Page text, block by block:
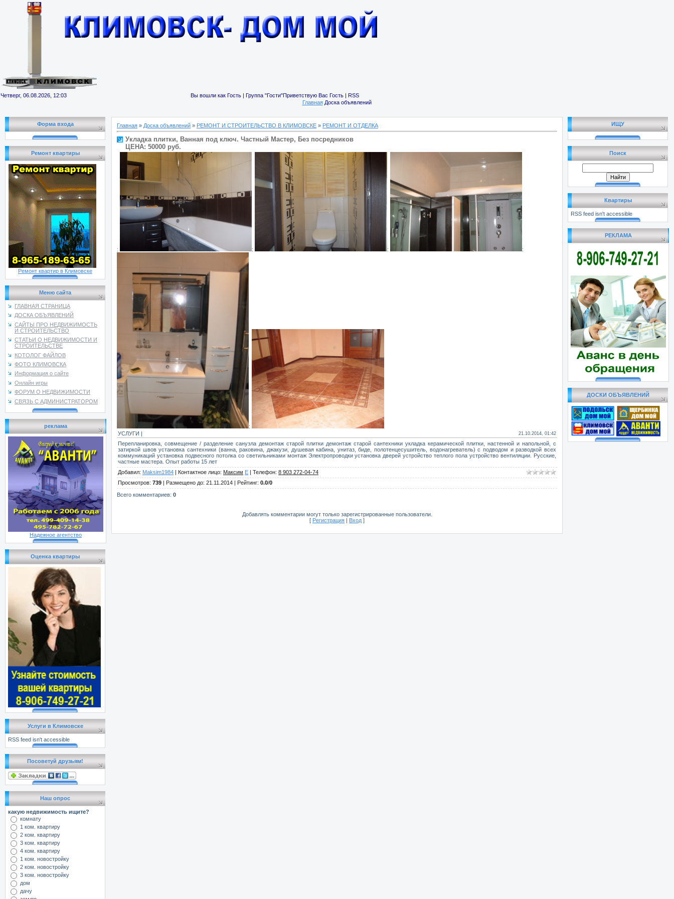
Четверг, 06.08.2026, 12:03
Вы вошли как Гость | Группа "Гости"Приветствую Вас Гость | RSS
ГлавнаяДоска объявлений
Форма входа
Ремонт квартиры
Ремонт квартир в Климовске
Меню сайта
ГЛАВНАЯ СТРАНИЦА
ДОСКА ОБЪЯВЛЕНИЙ
САЙТЫ ПРО НЕДВИЖИМОСТЬ
И СТРОИТЕЛЬСТВО
СТАТЬИ О НЕДВИЖИМОСТИ И
СТРОИТЕЛЬСТВЕ
КОТОЛОГ ФАЙЛОВ
ФОТО КЛИМОВСКА
Информация о сайте
Онлайн игры
ФОРУМ О НЕДВИЖИМОСТИ
СВЯЗЬ С АДМИНИСТРАТОРОМ
реклама
Надежное агентство
Оценка квартиры
Услуги в Климовске
RSS feed isn't accessible
Посоветуй друзьям!
Наш опрос
какую недвижимость ищите?
комнату
1 ком. квартиру
2 ком. квартиру
3 ком. квартиру
4 ком. квартиру
1 ком. новостройку
2 ком. новостройку
3 ком. новостройку
дом
дачу
Главная » Доска объявлений » РЕМОНТ И СТРОИТЕЛЬСТВО В КЛИМОВСКЕ » РЕМОНТ И ОТДЕЛКА
Укладка плитки, Ванная под ключ. Частный Мастер, Без посредников
ЦЕНА: 50000 руб.
: : : :
:
УСЛУГИ |
21.10.2014, 01:42
Перепланировка, совмещение / разделение санузла демонтаж старой плитки демонтаж старой сантехники укладка керамической плитки, настенной и напольной, с
затиркой швов установка сантехники (ванна, раковина, джакузи, душевая кабина, унитаз, биде, полотенцесушитель, водонагреватель) с подводом и разводкой всех
коммуникаций установка подвесного потолка со светильниками монтаж Электропроводки установка дверей устройство теплого пола устройство вентиляции. Русские,
частные мастера. Опыт работы 15 лет
Добавил: Maksim1984 | Контактное лицо: Максим E | Телефон: 8 903 272-04-74
Просмотров: 739 | Размещено до: 21.11.2014 | Рейтинг: 0.0/0
Всего комментариев: 0
Добавлять комментарии могут только зарегистрированные пользователи.
[ Регистрация | Вход ]
ИЩУ
Поиск
Квартиры
RSS feed isn't accessible
РЕКЛАМА
ДОСКИ ОБЪЯВЛЕНИЙ